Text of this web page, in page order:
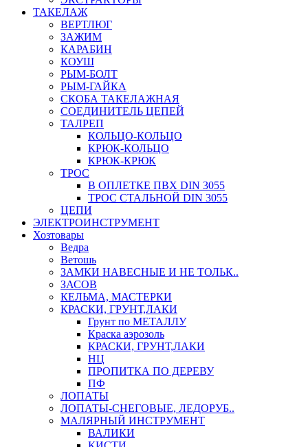
ТАКЕЛАЖ
ВЕРТЛЮГ
ЗАЖИМ
КАРАБИН
КОУШ
РЫМ-БОЛТ
РЫМ-ГАЙКА
СКОБА ТАКЕЛАЖНАЯ
СОЕДИНИТЕЛЬ ЦЕПЕЙ
ТАЛРЕП
КОЛЬЦО-КОЛЬЦО
КРЮК-КОЛЬЦО
КРЮК-КРЮК
ТРОС
В ОПЛЕТКЕ ПВХ DIN 3055
ТРОС СТАЛЬНОЙ DIN 3055
ЦЕПИ
ЭЛЕКТРОИНСТРУМЕНТ
Хозтовары
Ведра
Ветошь
ЗАМКИ НАВЕСНЫЕ И НЕ ТОЛЬК..
ЗАСОВ
КЕЛЬМА, МАСТЕРКИ
КРАСКИ, ГРУНТ,ЛАКИ
Грунт по МЕТАЛЛУ
Краска аэрозоль
КРАСКИ, ГРУНТ,ЛАКИ
НЦ
ПРОПИТКА ПО ДЕРЕВУ
ПФ
ЛОПАТЫ
ЛОПАТЫ-СНЕГОВЫЕ, ЛЕДОРУБ..
МАЛЯРНЫЙ ИНСТРУМЕНТ
ВАЛИКИ